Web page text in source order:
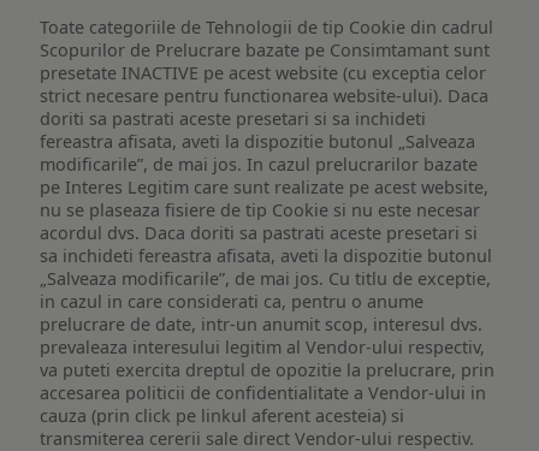
Toate categoriile de Tehnologii de tip Cookie din cadrul
Scopurilor de Prelucrare bazate pe Consimtamant sunt
presetate INACTIVE pe acest website (cu exceptia celor
strict necesare pentru functionarea website-ului). Daca
doriti sa pastrati aceste presetari si sa inchideti
fereastra afisata, aveti la dispozitie butonul „Salveaza
modificarile”, de mai jos. In cazul prelucrarilor bazate
pe Interes Legitim care sunt realizate pe acest website,
nu se plaseaza fisiere de tip Cookie si nu este necesar
acordul dvs. Daca doriti sa pastrati aceste presetari si
sa inchideti fereastra afisata, aveti la dispozitie butonul
„Salveaza modificarile”, de mai jos. Cu titlu de exceptie,
in cazul in care considerati ca, pentru o anume
prelucrare de date, intr-un anumit scop, interesul dvs.
prevaleaza interesului legitim al Vendor-ului respectiv,
va puteti exercita dreptul de opozitie la prelucrare, prin
accesarea politicii de confidentialitate a Vendor-ului in
cauza (prin click pe linkul aferent acesteia) si
transmiterea cererii sale direct Vendor-ului respectiv.